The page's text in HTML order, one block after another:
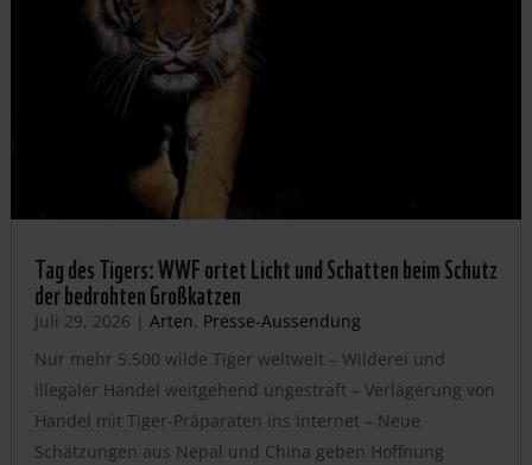
Tag des Tigers: WWF ortet Licht und Schatten beim Schutz
der bedrohten Großkatzen
Juli 29, 2026 | Arten, Presse-Aussendung
Nur mehr 5.500 wilde Tiger weltweit – Wilderei und
illegaler Handel weitgehend ungestraft – Verlagerung von
Handel mit Tiger-Präparaten ins Internet – Neue
Schätzungen aus Nepal und China geben Hoffnung